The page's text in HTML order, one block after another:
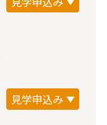
見学申込み